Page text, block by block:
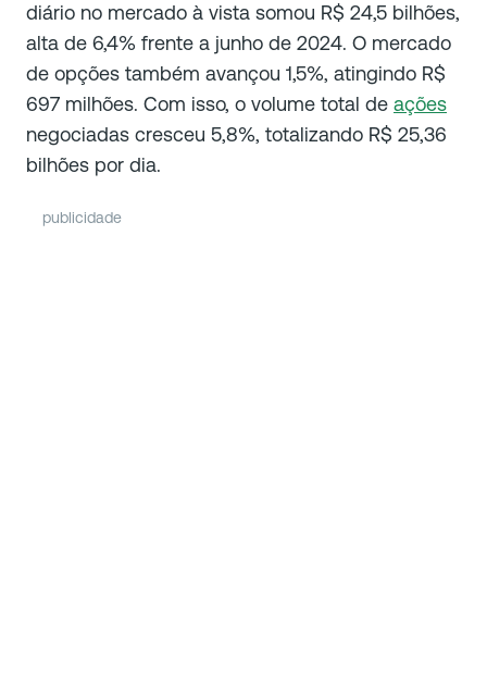
diário no mercado à vista somou R$ 24,5 bilhões,
alta de 6,4% frente a junho de 2024. O mercado
de opções também avançou 1,5%, atingindo R$
697 milhões. Com isso, o volume total de ações
negociadas cresceu 5,8%, totalizando R$ 25,36
bilhões por dia.
publicidade